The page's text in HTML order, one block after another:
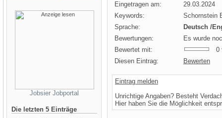
Jobsier Jobportal
Die letzten 5 Einträge
Eingetragen am:
29.03.2024
Keywords:
Schornstein
Sprache:
Deutsch /
Bewertungen:
Es wurde
Bewertet mit:
0
Diesen Eintrag:
Bewerten
Eintrag melden
Unrichtige Angaben? Besteht
Hier haben Sie die Möglichkeit